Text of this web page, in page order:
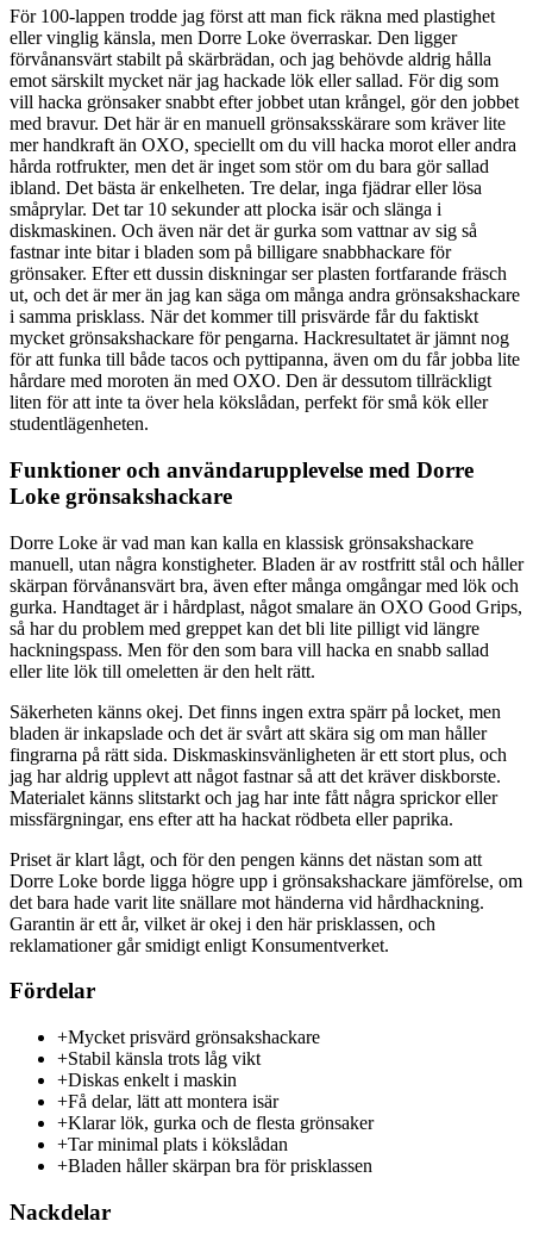
För 100-lappen trodde jag först att man fick räkna med plastighet
eller vinglig känsla, men Dorre Loke överraskar. Den ligger
förvånansvärt stabilt på skärbrädan, och jag behövde aldrig hålla
emot särskilt mycket när jag hackade lök eller sallad. För dig som
vill hacka grönsaker snabbt efter jobbet utan krångel, gör den jobbet
med bravur. Det här är en manuell grönsaksskärare som kräver lite
mer handkraft än OXO, speciellt om du vill hacka morot eller andra
hårda rotfrukter, men det är inget som stör om du bara gör sallad
ibland. Det bästa är enkelheten. Tre delar, inga fjädrar eller lösa
småprylar. Det tar 10 sekunder att plocka isär och slänga i
diskmaskinen. Och även när det är gurka som vattnar av sig så
fastnar inte bitar i bladen som på billigare snabbhackare för
grönsaker. Efter ett dussin diskningar ser plasten fortfarande fräsch
ut, och det är mer än jag kan säga om många andra grönsakshackare
i samma prisklass. När det kommer till prisvärde får du faktiskt
mycket grönsakshackare för pengarna. Hackresultatet är jämnt nog
för att funka till både tacos och pyttipanna, även om du får jobba lite
hårdare med moroten än med OXO. Den är dessutom tillräckligt
liten för att inte ta över hela kökslådan, perfekt för små kök eller
studentlägenheten.
Funktioner och användarupplevelse med Dorre
Loke grönsakshackare
Dorre Loke är vad man kan kalla en klassisk grönsakshackare
manuell, utan några konstigheter. Bladen är av rostfritt stål och håller
skärpan förvånansvärt bra, även efter många omgångar med lök och
gurka. Handtaget är i hårdplast, något smalare än OXO Good Grips,
så har du problem med greppet kan det bli lite pilligt vid längre
hackningspass. Men för den som bara vill hacka en snabb sallad
eller lite lök till omeletten är den helt rätt.
Säkerheten känns okej. Det finns ingen extra spärr på locket, men
bladen är inkapslade och det är svårt att skära sig om man håller
fingrarna på rätt sida. Diskmaskinsvänligheten är ett stort plus, och
jag har aldrig upplevt att något fastnar så att det kräver diskborste.
Materialet känns slitstarkt och jag har inte fått några sprickor eller
missfärgningar, ens efter att ha hackat rödbeta eller paprika.
Priset är klart lågt, och för den pengen känns det nästan som att
Dorre Loke borde ligga högre upp i grönsakshackare jämförelse, om
det bara hade varit lite snällare mot händerna vid hårdhackning.
Garantin är ett år, vilket är okej i den här prisklassen, och
reklamationer går smidigt enligt Konsumentverket.
Fördelar
+Mycket prisvärd grönsakshackare
+Stabil känsla trots låg vikt
+Diskas enkelt i maskin
+Få delar, lätt att montera isär
+Klarar lök, gurka och de flesta grönsaker
+Tar minimal plats i kökslådan
+Bladen håller skärpan bra för prisklassen
Nackdelar